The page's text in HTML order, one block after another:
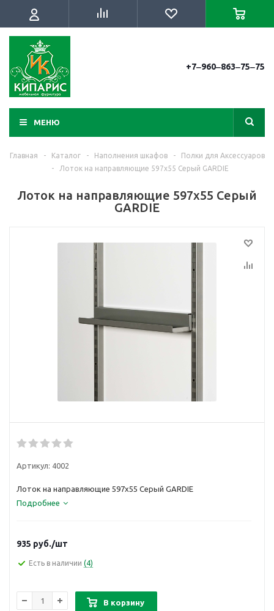
+7‒960‒863‒75‒75
МЕНЮ
Главная - Каталог - Наполнения шкафов -
Полки для Аксессуаров
-
Лоток на направляющие 597х55 Серый GARDIE
Лоток на направляющие 597х55 Серый
GARDIE
Артикул: 4002
Лоток на направляющие 597х55 Серый GARDIE
Подробнее
935 руб./шт
Есть в наличии (4)
В корзину